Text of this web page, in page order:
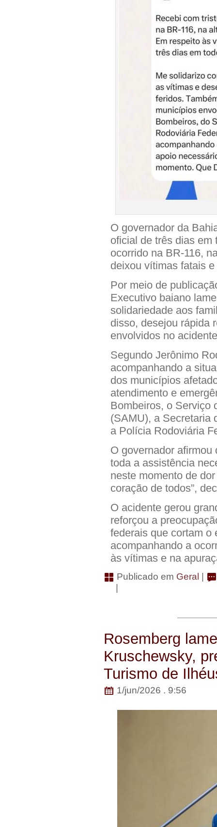
O governador da
oficial de três dias em
ocorrido na BR-116,
deixou vítimas fatais
Por meio de
Executivo baiano
solidariedade aos
disso, desejou rápida
envolvidos no
Segundo Jerônimo
acompanhando a
dos municípios
atendimento e
Bombeiros, o Serviço
(SAMU), a Secretaria
a Polícia Rodoviária
O governador
toda a assistência
neste momento de
coração de todos”,
O acidente gerou
reforçou a
federais que cortam o
acompanhando a
às vítimas e na
Publicado em Geral |
|
Rosemberg
Kruschewsky,
Turismo de
1/jun/2026 . 9:56